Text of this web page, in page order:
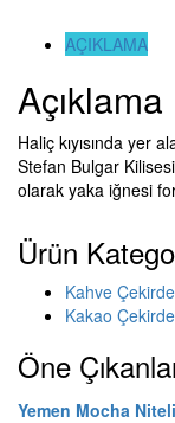
AÇIKLAMA
Açıklama
Haliç kıyısında yer
Stefan Bulgar
olarak yaka iğnesi
Ürün
Kahve
Kakao
Öne
Yemen Mocha